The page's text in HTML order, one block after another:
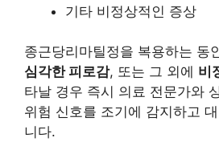
기타 비정상적인 증상
종근당리마틸정을 복용하는 동
심각한 피로감, 또는 그 외에 비
타날 경우 즉시 의료 전문가와
위험 신호를 조기에 감지하고
니다.